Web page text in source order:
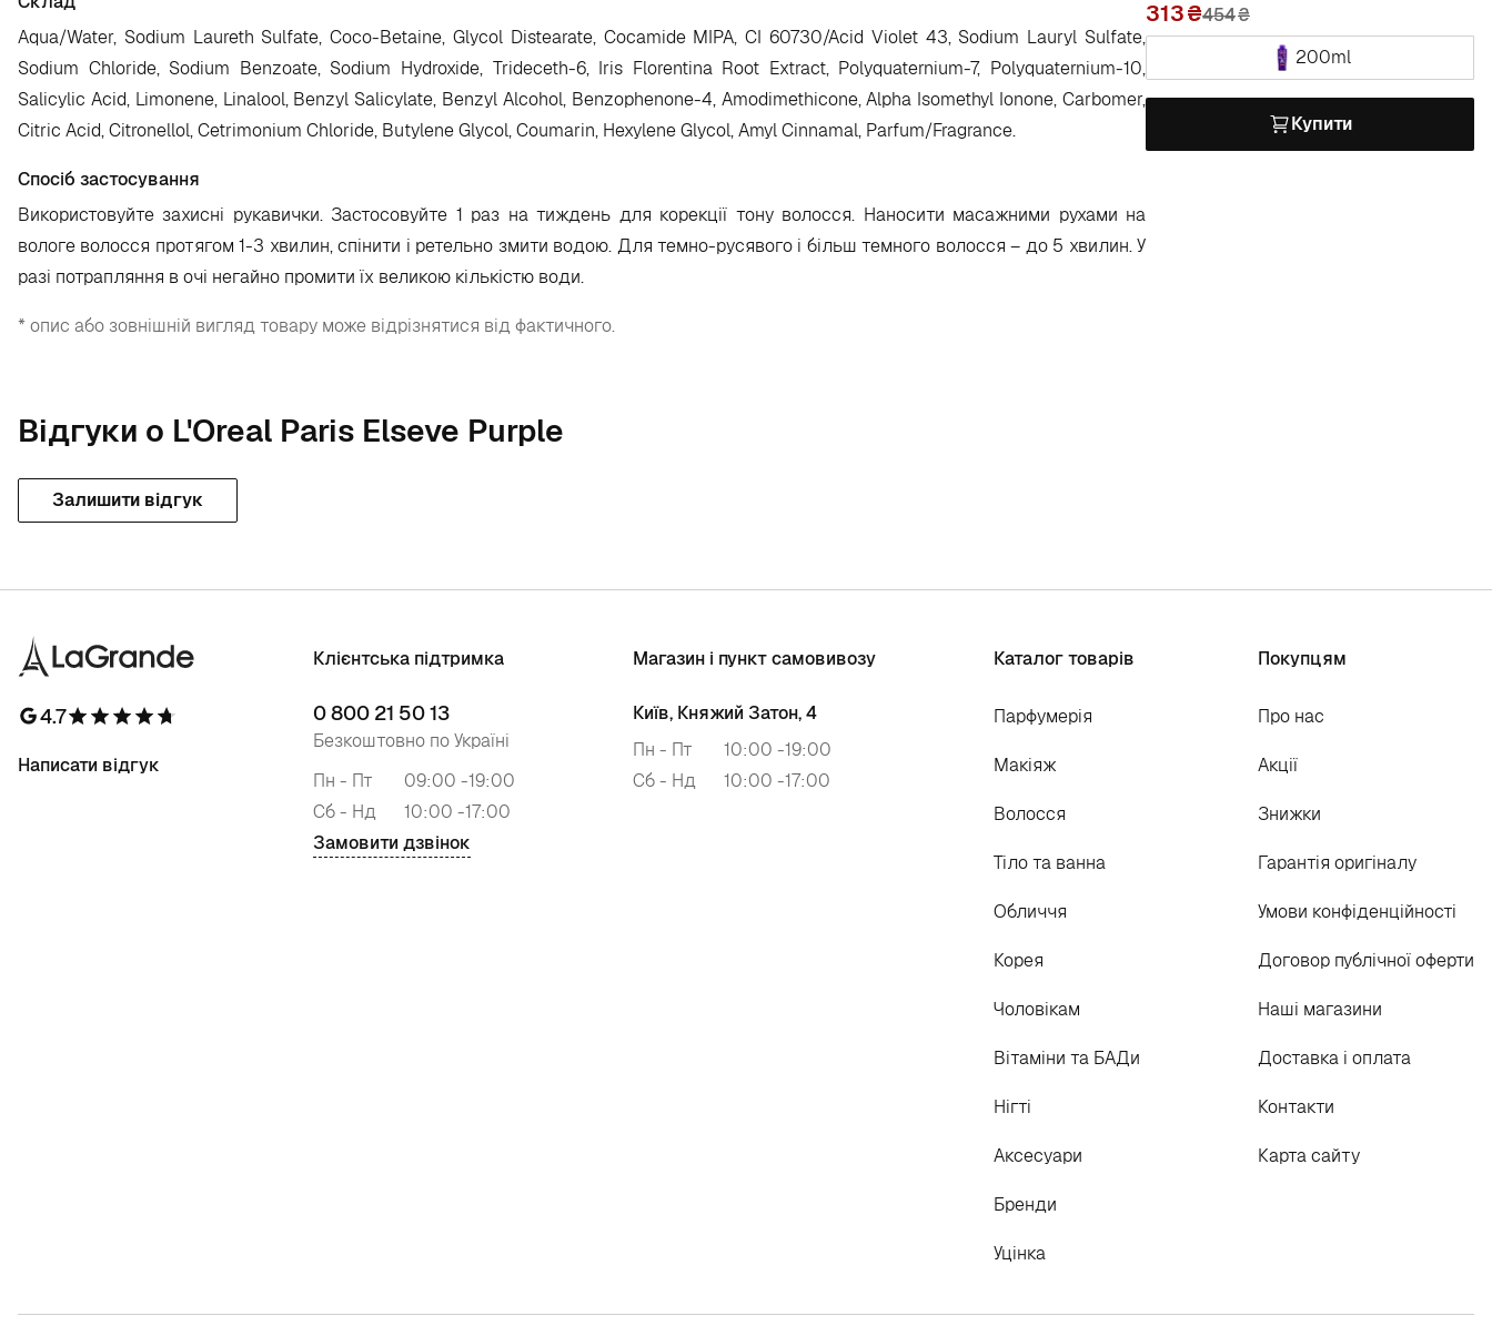
Aqua/Water, Sodium Laureth Sulfate, Coco-Betaine, Glycol Distearate, Cocamide MIPA, CI 60730/Acid Violet 43, Sodium Lauryl Sulfate,
Sodium Chloride, Sodium Benzoate, Sodium Hydroxide, Trideceth-6, Iris Florentina Root Extract, Polyquaternium-7, Polyquaternium-10,
Salicylic Acid, Limonene, Linalool, Benzyl Salicylate, Benzyl Alcohol, Benzophenone-4, Amodimethicone, Alpha Isomethyl Ionone, Carbomer,
Citric Acid, Citronellol, Cetrimonium Chloride, Butylene Glycol, Coumarin, Hexylene Glycol, Amyl Cinnamal, Parfum/Fragrance.
Спосіб застосування
Використовуйте захисні рукавички. Застосовуйте 1 раз на тиждень для корекції тону волосся. Наносити масажними рухами на
вологе волосся протягом 1-3 хвилин, спінити і ретельно змити водою. Для темно-русявого і більш темного волосся – до 5 хвилин. У
разі потрапляння в очі негайно промити їх великою кількістю води.
* опис або зовнішній вигляд товару може відрізнятися від фактичного.
313 454₴
200ml
Купити
Відгуки о L'Oreal Paris Elseve Purple
Залишити відгук
4.7
Написати відгук
Клієнтська підтримка
0 800 21 50 13
Безкоштовно по Україні
Пн - Пт
09:00 -19:00
Сб - Нд
10:00 -17:00
Замовити дзвінок
Магазин і пункт самовивозу
Київ, Княжий Затон, 4
Пн - Пт
10:00 -19:00
Сб - Нд
10:00 -17:00
Каталог товарів
Парфумерія
Макіяж
Волосся
Тіло та ванна
Обличчя
Корея
Чоловікам
Вітаміни та БАДи
Нігті
Аксесуари
Бренди
Уцінка
Покупцям
Про нас
Акції
Знижки
Гарантія оригіналу
Умови конфіденційності
Договор публічної оферти
Наші магазини
Доставка і оплата
Контакти
Карта сайту